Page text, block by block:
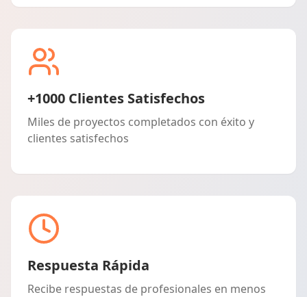
+1000 Clientes Satisfechos
Miles de proyectos completados con éxito y
clientes satisfechos
Respuesta Rápida
Recibe respuestas de profesionales en menos